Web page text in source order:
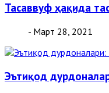
Тасаввуф ҳақида
- Март 28, 2021
Эътиқод